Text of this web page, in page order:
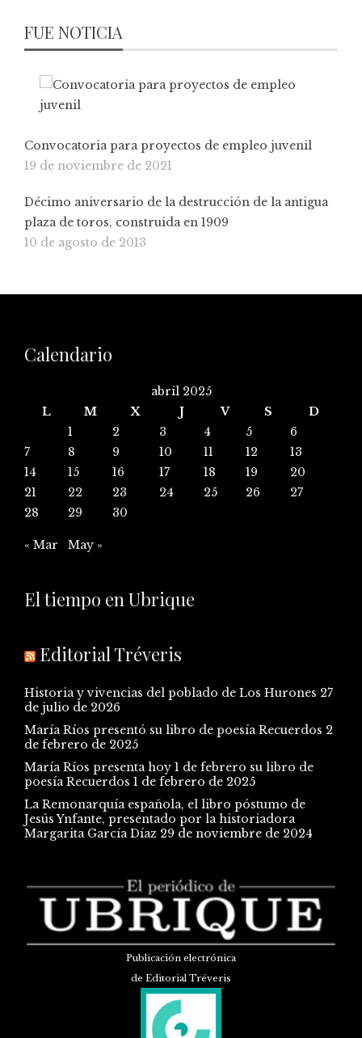
FUE NOTICIA
Convocatoria para proyectos de empleo juvenil
19 de noviembre de 2021
Décimo aniversario de la destrucción de la antigua
plaza de toros, construida en 1909
10 de agosto de 2013
Calendario
abril 2025
L
M X J V S
D
1
2 3 4 5
6
7
8 9 10 11 12
13
14
15 16 17 18 19
20
21
22 23 24 25 26
27
28
29 30
« Mar May »
El tiempo en Ubrique
Editorial Tréveris
Historia y vivencias del poblado de Los Hurones 27
de julio de 2026
María Ríos presentó su libro de poesía Recuerdos 2
de febrero de 2025
María Ríos presenta hoy 1 de febrero su libro de
poesía Recuerdos 1 de febrero de 2025
La Remonarquía española, el libro póstumo de
Jesús Ynfante, presentado por la historiadora
Margarita García Díaz 29 de noviembre de 2024
Publicación electrónica
de Editorial Tréveris